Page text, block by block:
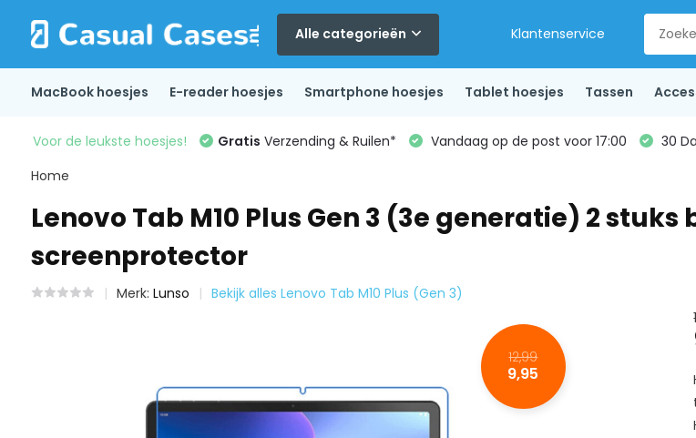
Alle categorieën Klantenservice
MacBook hoesjes E-reader hoesjes Smartphone hoesjes Tablet hoesjes Tassen
Voor de leukste hoesjes! Gratis Verzending & Ruilen* Vandaag op de post voor 17:00
30
Home
Lenovo Tab M10 Plus Gen 3 (3e generatie) 2
screenprotector
Merk: Lunso Bekijk alles Lenovo Tab M10 Plus (Gen 3)
12,99
9,95